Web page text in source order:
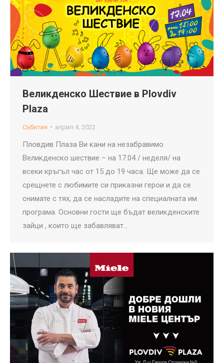
Великденско Шествие в Plovdiv
Plaza
Събития април 4, 2022
Пловдив Плаза Ви кани на незабравимо
Великденско шествие – на 17.04 / неделя/ на
всеки кръгъл час от 15 до 19 часа. Ще може да се
срещнете с любимите си приказни герои и да се
снимате с тях, да се насладите на специалната им
програма. Основни гости ще бъдат великденските
зайци , които ще забавляват…